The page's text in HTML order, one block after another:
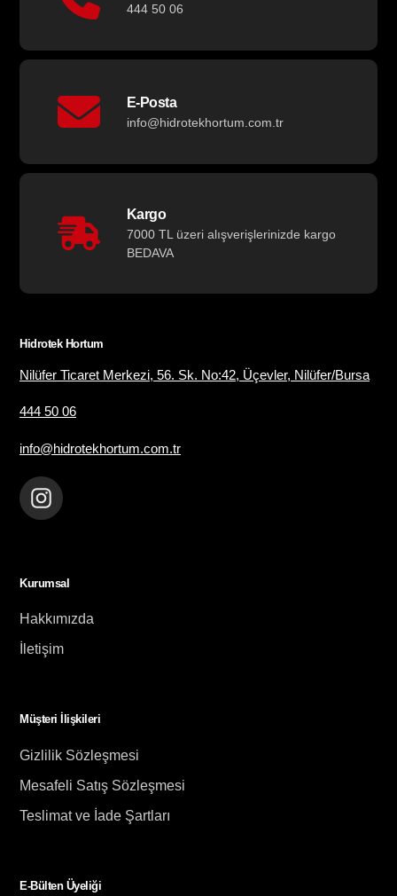
444 50 06
E-Posta
info@hidrotekhortum.com.tr
Kargo
7000 TL üzeri alışverişlerinizde kargo
BEDAVA
Hidrotek Hortum
Nilüfer Ticaret Merkezi, 56. Sk. No:42, Üçevler, Nilüfer/Bursa
444 50 06
info@hidrotekhortum.com.tr
Instagram
Kurumsal
Hakkımızda
İletişim
Müşteri İlişkileri
Gizlilik Sözleşmesi
Mesafeli Satış Sözleşmesi
Teslimat ve İade Şartları
E-Bülten Üyeliği